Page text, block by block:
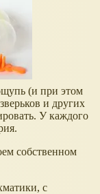
(и при этом
и других
У каждого
собственном
с